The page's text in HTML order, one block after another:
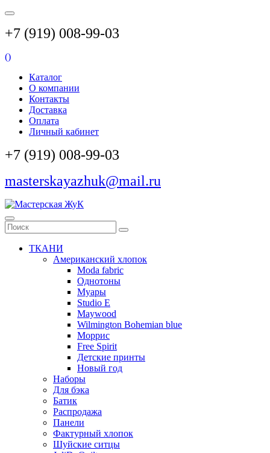
+7 (919) 008-99-03
()
Каталог
О компании
Контакты
Доставка
Оплата
Личный кабинет
+7 (919) 008-99-03
masterskayazhuk@mail.ru
ТКАНИ
Американский хлопок
Moda fabric
Однотоны
Муары
Studio E
Maywood
Wilmington Bohemian blue
Моррис
Free Spirit
Детские принты
Новый год
Наборы
Для бэка
Батик
Распродажа
Панели
Фактурный хлопок
Шуйские ситцы